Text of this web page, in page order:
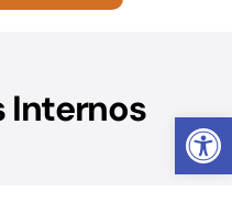
Abrir
Internos